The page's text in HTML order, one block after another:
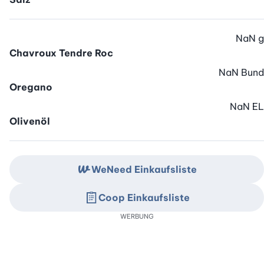
Chavroux Tendre Roc
NaN g
Oregano
NaN Bund
Olivenöl
NaN EL
WeNeed Einkaufsliste
Coop Einkaufsliste
WERBUNG